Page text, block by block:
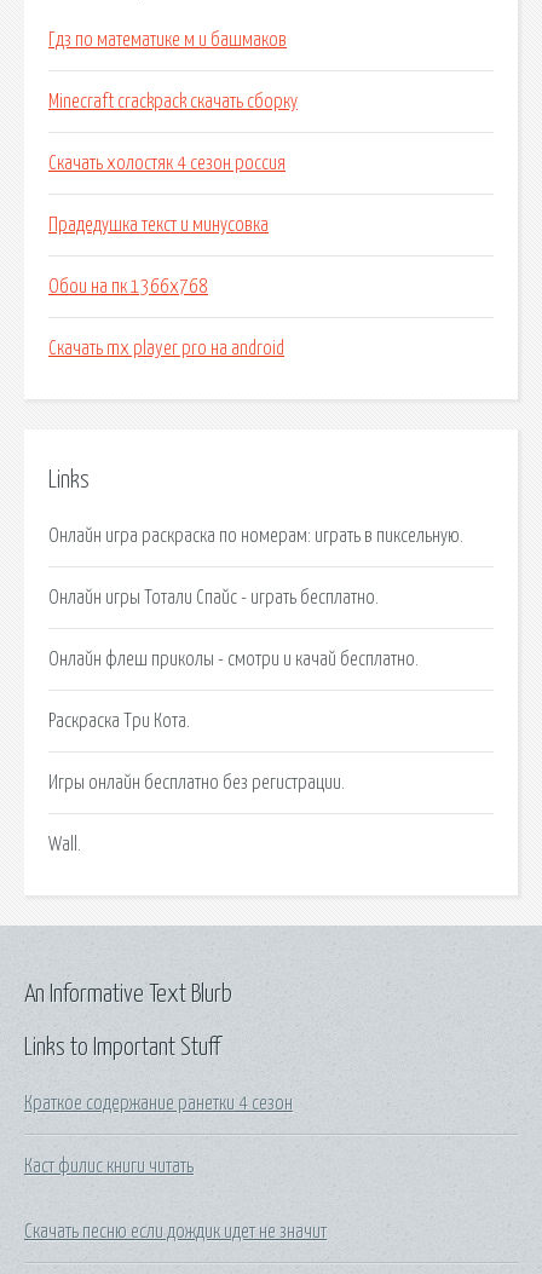
Гдз по математике м и башмаков
Minecraft crackpack скачать сборку
Скачать холостяк 4 сезон россия
Прадедушка текст и минусовка
Обои на пк 1366х768
Скачать mx player pro на android
Links
Онлайн игра раскраска по номерам: играть в пиксельную.
Онлайн игры Тотали Спайс - играть бесплатно.
Онлайн флеш приколы - смотри и качай бесплатно.
Раскраска Три Кота.
Игры онлайн бесплатно без регистрации.
Wall.
Links to Important Stuff
Краткое содержание ранетки 4 сезон
Каст филис книги читать
Скачать песню если дождик идет не значит
An Informative Text Blurb